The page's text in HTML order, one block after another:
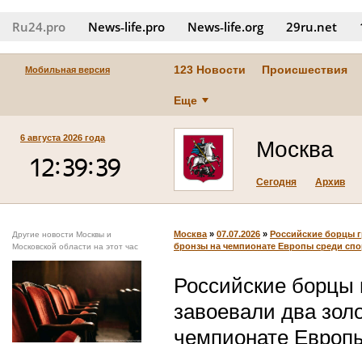
Ru24.pro News‑life.pro News‑life.org 29ru.net
Мобильная версия 123 Новости Происшествия
Еще
6 августа 2026 года Москва
Сегодня Архив
Другие новости Москвы и
Московской области на этот час
Москва » 07.07.2026 » Российские борцы
бронзы на чемпионате Европы среди
Российские борцы
завоевали два
чемпионате